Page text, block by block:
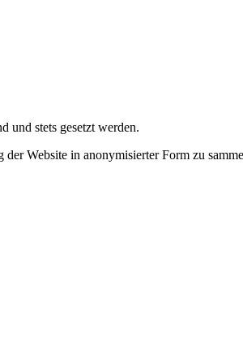
und stets gesetzt werden.
Website in anonymisierter Form zu